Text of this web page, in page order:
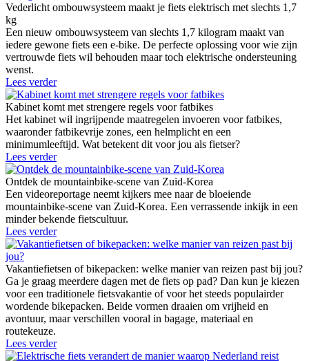
Vederlicht ombouwsysteem maakt je fiets elektrisch met slechts 1,7
kg
Een nieuw ombouwsysteem van slechts 1,7 kilogram maakt van
iedere gewone fiets een e-bike. De perfecte oplossing voor wie zijn
vertrouwde fiets wil behouden maar toch elektrische ondersteuning
wenst.
Lees verder
Kabinet komt met strengere regels voor fatbikes
Het kabinet wil ingrijpende maatregelen invoeren voor fatbikes,
waaronder fatbikevrije zones, een helmplicht en een
minimumleeftijd. Wat betekent dit voor jou als fietser?
Lees verder
Ontdek de mountainbike-scene van Zuid-Korea
Een videoreportage neemt kijkers mee naar de bloeiende
mountainbike-scene van Zuid-Korea. Een verrassende inkijk in een
minder bekende fietscultuur.
Lees verder
Vakantiefietsen of bikepacken: welke manier van reizen past bij jou?
Ga je graag meerdere dagen met de fiets op pad? Dan kun je kiezen
voor een traditionele fietsvakantie of voor het steeds populairder
wordende bikepacken. Beide vormen draaien om vrijheid en
avontuur, maar verschillen vooral in bagage, materiaal en
routekeuze.
Lees verder